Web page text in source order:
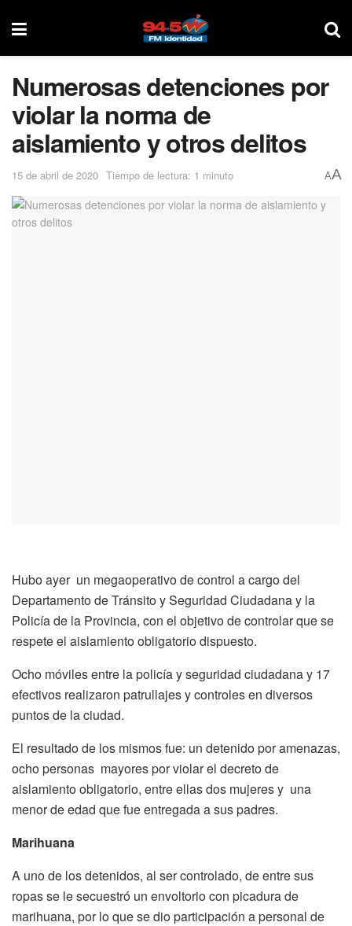
Numerosas detenciones por
violar la norma de
aislamiento y otros delitos
15 de abril de 2020 Tiempo de lectura: 1 minuto AA
Hubo ayer un megaoperativo de control a cargo del
Departamento de Tránsito y Seguridad Ciudadana y la
Policía de la Provincia, con el objetivo de controlar que se
respete el aislamiento obligatorio dispuesto.
Ocho móviles entre la policía y seguridad ciudadana y 17
efectivos realizaron patrullajes y controles en diversos
puntos de la ciudad.
El resultado de los mismos fue: un detenido por amenazas,
ocho personas mayores por violar el decreto de
aislamiento obligatorio, entre ellas dos mujeres y una
menor de edad que fue entregada a sus padres.
Marihuana
A uno de los detenidos, al ser controlado, de entre sus
ropas se le secuestró un envoltorio con picadura de
marihuana, por lo que se dio participación a personal de